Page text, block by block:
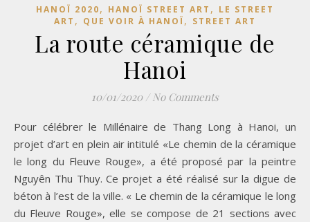
HANOÏ 2020, HANOÏ STREET ART , LE STREET
ART , QUE VOIR À HANOÏ, STREET ART
La route céramique de
Hanoi
10/01/2020 / No Comments
Pour célébrer le Millénaire de Thang Long à Hanoi, un
projet d’art en plein air intitulé «Le chemin de la céramique
le long du Fleuve Rouge», a été proposé par la peintre
Nguyên Thu Thuy. Ce projet a été réalisé sur la digue de
béton à l’est de la ville. « Le chemin de la céramique le long
du Fleuve Rouge», elle se compose de 21 sections avec